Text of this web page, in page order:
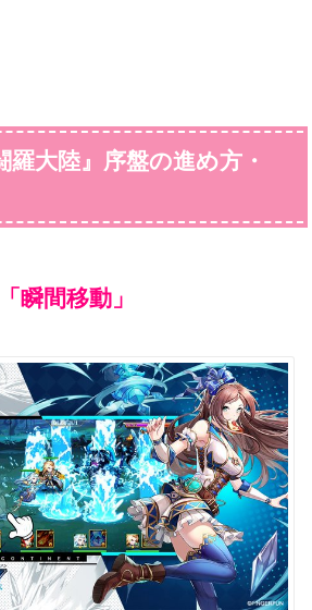
羅大陸』序盤の進め方・
瞬間移動」